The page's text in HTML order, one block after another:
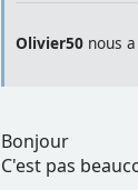
Olivier50 nous
Bonjour
C'est pas